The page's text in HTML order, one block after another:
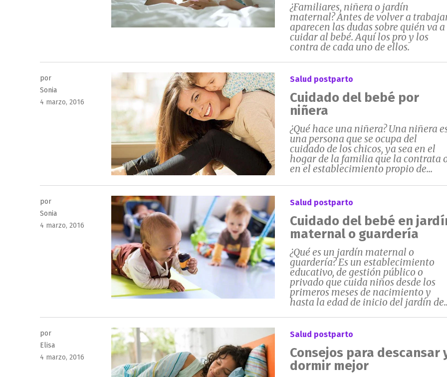
¿Familiares, niñera o jardín
maternal? Antes de volver a
aparecen las dudas sobre quién va a
cuidar al bebé. Aquí los pro y los
contra de cada uno de ellos.
por
Sonia
Publicado
4 marzo, 2016
Salud postparto
Cuidado del bebé por
niñera
¿Qué hace una niñera? Una niñera
una persona que se ocupa del
cuidado de los chicos, ya sea en el
hogar de la familia que la contrata
en el establecimiento propio de...
por
Sonia
Publicado
4 marzo, 2016
Salud postparto
Cuidado del bebé en
maternal o guardería
¿Qué es un jardín maternal o
guardería? Es un establecimiento
educativo, de gestión público o
privado que cuida niños desde los
primeros meses de nacimiento y
hasta la edad de inicio del jardín
por
Elisa
Publicado
4 marzo, 2016
Salud postparto
Consejos para descansar
dormir mejor